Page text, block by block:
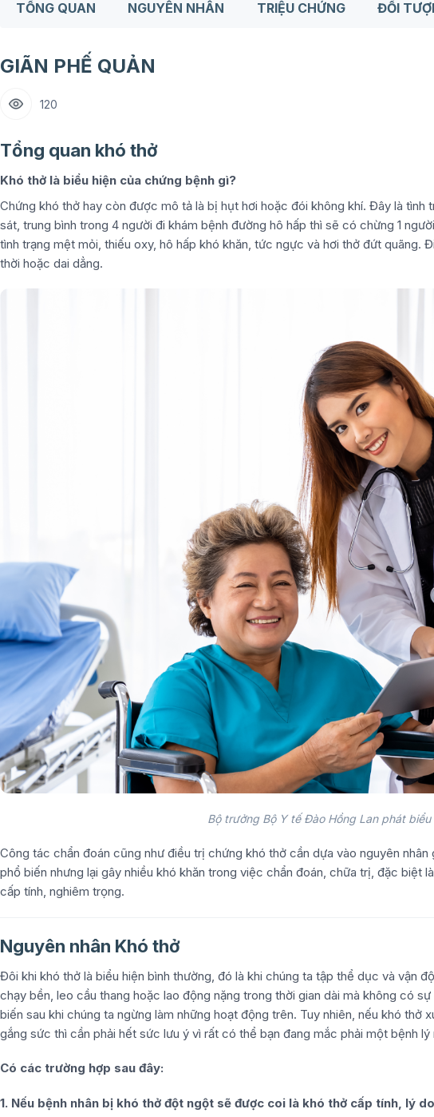
TỔNG QUAN NGUYÊN NHÂN TRIỆU CHỨNG ĐỐI
GIÃN PHẾ QUẢN
120
Tổng quan khó thở
Khó thở là biểu hiện của chứng bệnh gì?
Chứng khó thở hay còn được mô tả là bị hụt hơi hoặc đói không khí. Đây là
sát, trung bình trong 4 người đi khám bệnh đường hô hấp thì sẽ có chừng 1
tình trạng mệt mỏi, thiếu oxy, hô hấp khó khăn, tức ngực và hơi thở đứt quãng.
thời hoặc dai dẳng.
Bộ trưởng Bộ Y tế Đào Hồng Lan phát
Công tác chẩn đoán cũng như điều trị chứng khó thở cần dựa vào nguyên
phổ biến nhưng lại gây nhiều khó khăn trong việc chẩn đoán, chữa trị, đặc biệt
cấp tính, nghiêm trọng.
Nguyên nhân Khó thở
Đôi khi khó thở là biểu hiện bình thường, đó là khi chúng ta tập thể dục và vận
chạy bền, leo cầu thang hoặc lao động nặng trong thời gian dài mà không có
biến sau khi chúng ta ngừng làm những hoạt động trên. Tuy nhiên, nếu khó thở
gắng sức thì cần phải hết sức lưu ý vì rất có thể bạn đang mắc phải một bệnh lý
Có các trường hợp sau đây:
1. Nếu bệnh nhân bị khó thở đột ngột sẽ được coi là khó thở cấp tính, lý